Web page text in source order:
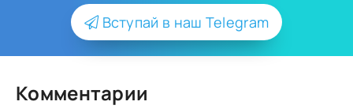
Вступай в наш Telegram
Комментарии